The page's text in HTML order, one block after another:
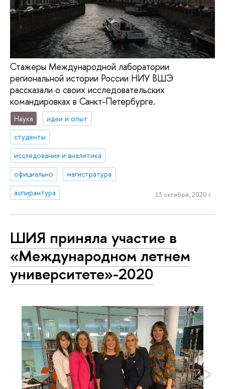
Стажеры Международной лаборатории
региональной истории России НИУ ВШЭ
рассказали о своих исследовательских
командировках в Санкт-Петербурге.
Наука
идеи и опыт
студенты
исследования и аналитика
официально
магистратура
аспирантура
13 октября, 2020 г.
ШИЯ приняла участие в
«Международном летнем
университете»-2020